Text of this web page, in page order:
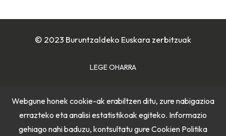
© 2023 Buruntzaldeko Euskara zerbitzuak
LEGE OHARRA
PRIBATUTASUN POLITIKA
Webgune honek cookie-ak erabiltzen ditu, zure nabigazioa
errazteko eta analisi estatistikoak egiteko. Informazio
gehiago nahi baduzu, kontsultatu gure Cookien Politika